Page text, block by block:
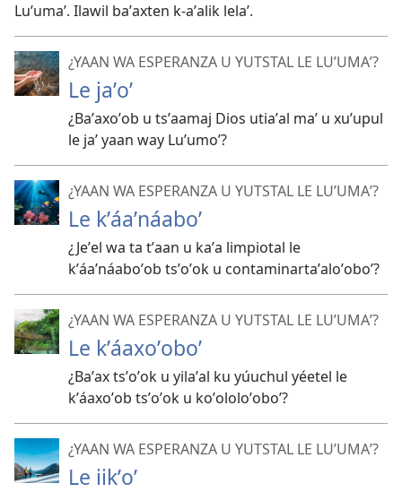
Luʼumaʼ. Ilawil baʼaxten k-aʼalik lelaʼ.
¿YAAN WA ESPERANZA U YUTSTAL LE LUʼUMAʼ?
Le jaʼoʼ
¿Baʼaxoʼob u tsʼaamaj Dios utiaʼal maʼ u xuʼupul
le jaʼ yaan way Luʼumoʼ?
¿YAAN WA ESPERANZA U YUTSTAL LE LUʼUMAʼ?
Le kʼáaʼnáaboʼ
¿Jeʼel wa ta tʼaan u kaʼa limpiotal le
kʼáaʼnáaboʼob tsʼoʼok u contaminartaʼaloʼoboʼ?
¿YAAN WA ESPERANZA U YUTSTAL LE LUʼUMAʼ?
Le kʼáaxoʼoboʼ
¿Baʼax tsʼoʼok u yilaʼal ku yúuchul yéetel le
kʼáaxoʼob tsʼoʼok u koʼololoʼoboʼ?
¿YAAN WA ESPERANZA U YUTSTAL LE LUʼUMAʼ?
Le iikʼoʼ